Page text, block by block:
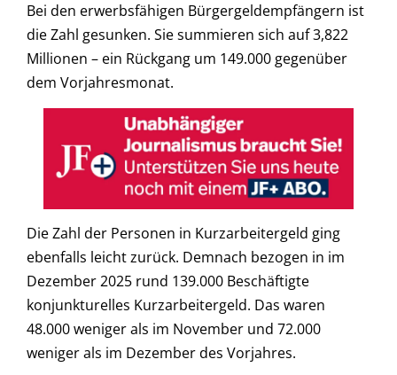
Bei den erwerbsfähigen Bürgergeldempfängern ist
die Zahl gesunken. Sie summieren sich auf 3,822
Millionen – ein Rückgang um 149.000 gegenüber
dem Vorjahresmonat.
Die Zahl der Personen in Kurzarbeitergeld ging
ebenfalls leicht zurück. Demnach bezogen in im
Dezember 2025 rund 139.000 Beschäftigte
konjunkturelles Kurzarbeitergeld. Das waren
48.000 weniger als im November und 72.000
weniger als im Dezember des Vorjahres.